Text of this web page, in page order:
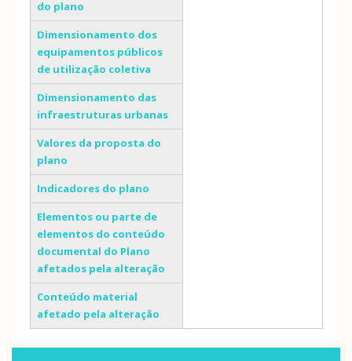
do plano
Dimensionamento dos
equipamentos públicos
de utilização coletiva
Dimensionamento das
infraestruturas urbanas
Valores da proposta do
plano
Indicadores do plano
Elementos ou parte de
elementos do conteúdo
documental do Plano
afetados pela alteração
Conteúdo material
afetado pela alteração